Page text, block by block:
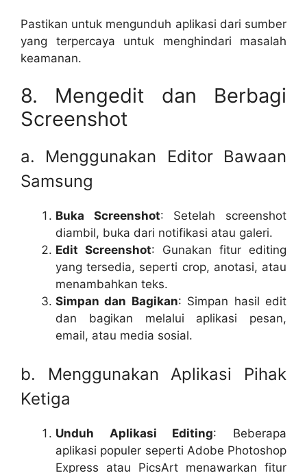
Pastikan untuk mengunduh aplikasi dari sumber
yang terpercaya untuk menghindari masalah
keamanan.
8. Mengedit dan Berbagi
Screenshot
a. Menggunakan Editor Bawaan
Samsung
Buka Screenshot: Setelah screenshot
diambil, buka dari notifikasi atau galeri.
Edit Screenshot: Gunakan fitur editing
yang tersedia, seperti crop, anotasi, atau
menambahkan teks.
Simpan dan Bagikan: Simpan hasil edit
dan bagikan melalui aplikasi pesan,
email, atau media sosial.
b. Menggunakan Aplikasi Pihak
Ketiga
Unduh Aplikasi Editing: Beberapa
aplikasi populer seperti Adobe Photoshop
Express atau PicsArt menawarkan fitur